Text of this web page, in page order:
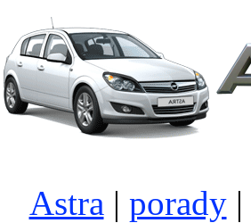
Astra | porady|